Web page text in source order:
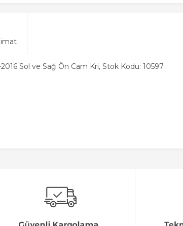
Sol ve Sağ Ön Cam Kri, Stok Kodu: 10597